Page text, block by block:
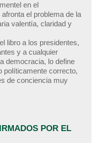
en el
afronta el problema de la
valentía, claridad y
libro a los presidentes,
y a cualquier
democracia, lo define
políticamente correcto,
de conciencia muy
POR EL